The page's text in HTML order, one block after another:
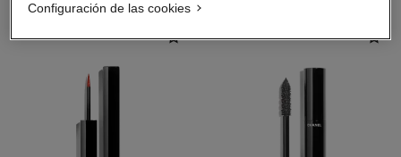
Configuración de las cookies